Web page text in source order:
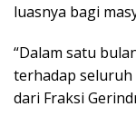
luasnya bagi
“Dalam satu
terhadap seluruh
dari Fraksi